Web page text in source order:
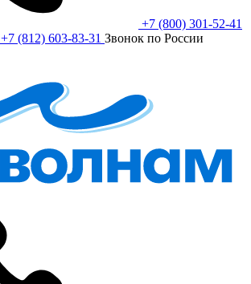
+7 (800) 301-52-41
+7 (812) 603-83-31 Звонок по России